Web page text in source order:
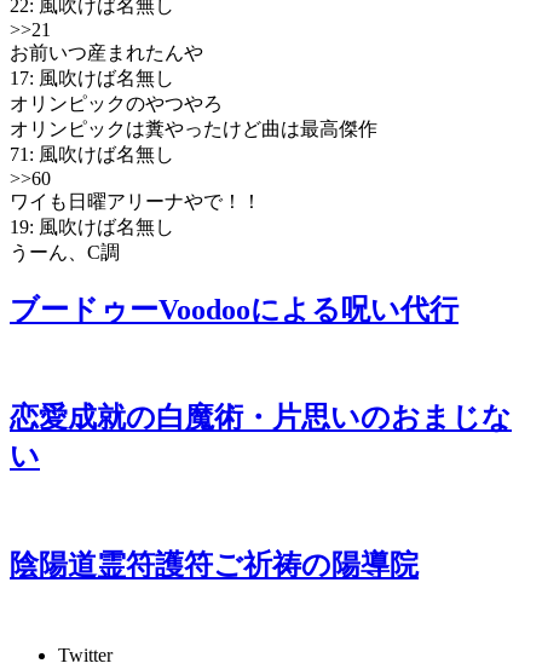
22: 風吹けば名無し
>>21
お前いつ産まれたんや
17: 風吹けば名無し
オリンピックのやつやろ
オリンピックは糞やったけど曲は最高傑作
71: 風吹けば名無し
>>60
ワイも日曜アリーナやで！！
19: 風吹けば名無し
うーん、C調
ブードゥーVoodooによる呪い代行
恋愛成就の白魔術・片思いのおまじな
い
陰陽道霊符護符ご祈祷の陽導院
Twitter